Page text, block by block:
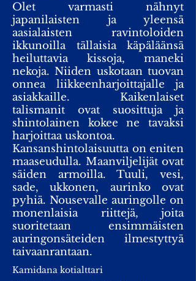
Olet varmasti nähnyt
japanilaisten ja yleensä
aasialaisten ravintoloiden
ikkunoilla tällaisia käpäläänsä
heiluttavia kissoja, maneki
nekoja. Niiden uskotaan tuovan
onnea liikkeenharjoittajalle ja
asiakkaille. Kaikenlaiset
talismanit ovat suosittuja ja
shintolainen kokee ne tavaksi
harjoittaa uskontoa.
Kansanshintolaisuutta on eniten
maaseudulla. Maanviljelijät ovat
säiden armoilla. Tuuli, vesi,
sade, ukkonen, aurinko ovat
pyhiä. Nousevalle auringolle on
monenlaisia riittejä, joita
suoritetaan ensimmäisten
auringonsäteiden ilmestyttyä
taivaanrantaan.
Kamidana kotialttari